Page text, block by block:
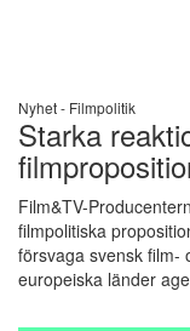
Nyhet - Filmpolitik
Starka
Film&TV-
filmpolitiska
försvaga svensk film-
europeiska länder